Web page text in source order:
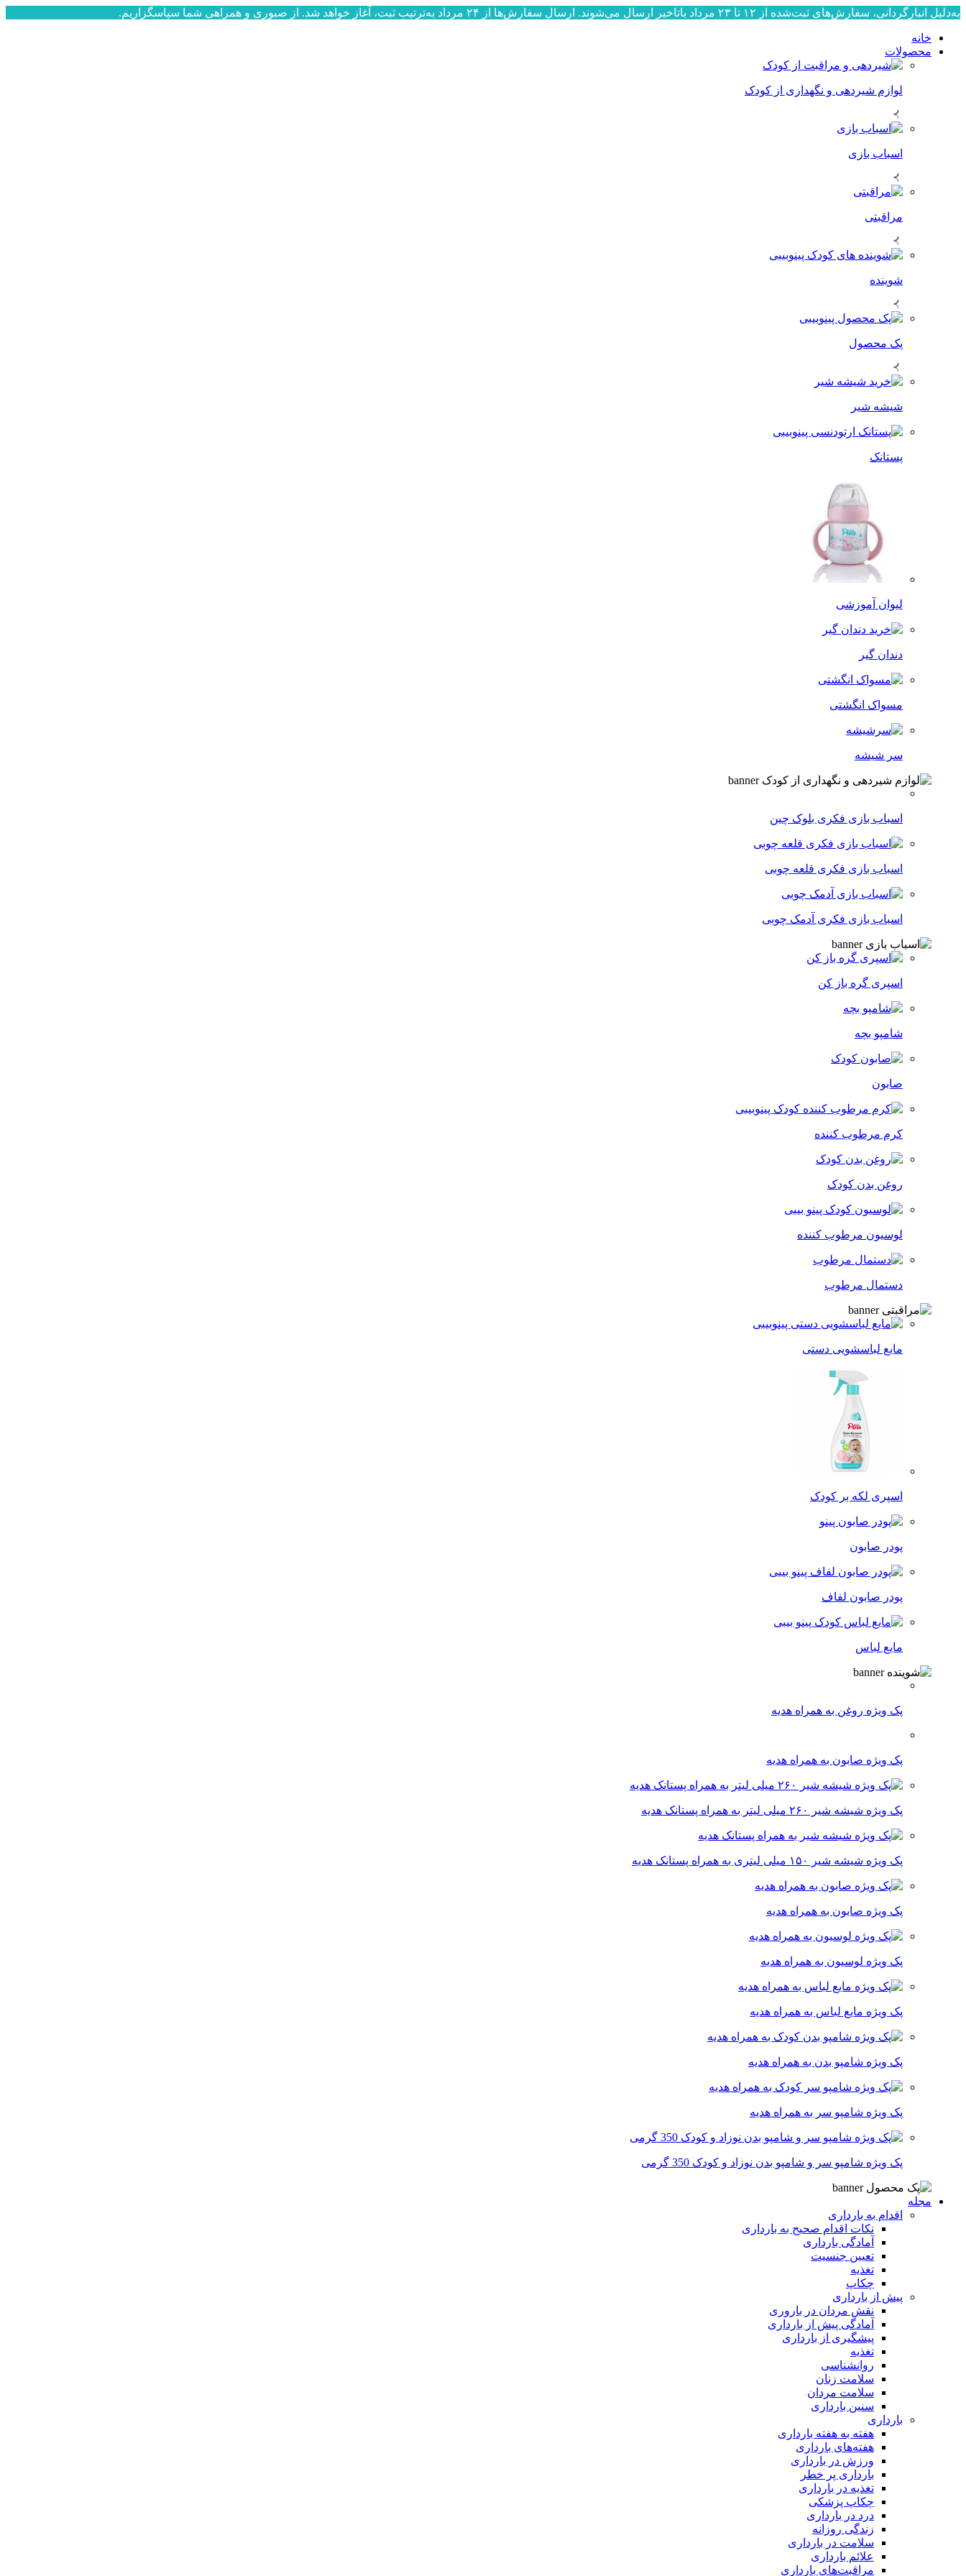
به‌دلیل انبارگردانی، سفارش‌های ثبت‌شده از ۱۲ تا ۲۳ مرداد باتاخیر ارسال می‌شوند. ارسال سفارش‌ها از ۲۴ مرداد به‌ترتیب ثبت، آغاز خواهد شد. از صبوری و همراهی شما سپاسگزاریم.
خانه
محصولات
لوازم شیردهی و نگهداری از کودک
اسباب بازی
مراقبتی
شوینده
پک محصول
شیشه شیر
پستانک
لیوان آموزشی
دندان گیر
مسواک انگشتی
سر شیشه
اسباب بازی فکری بلوک چین
اسباب بازی فکری قلعه چوبی
اسباب بازی فکری آدمک چوبی
اسپری گره باز کن
شامپو بچه
صابون
کرم مرطوب کننده
روغن بدن کودک
لوسیون مرطوب کننده
دستمال مرطوب
مایع لباسشویی دستی
اسپری لکه‌ بر کودک
پودر صابون
پودر صابون لفاف
مایع لباس
پک ویژه روغن به همراه هدیه
پک ویژه صابون به همراه هدیه
پک ویژه شیشه شیر ۲۶۰ میلی لیتر به همراه پستانک هدیه
پک ویژه شیشه شیر ۱۵۰ میلی لیتری به همراه پستانک هدیه
پک ویژه صابون به همراه هدیه
پک ویژه لوسیون به همراه هدیه
پک ویژه مایع لباس به همراه هدیه
پک ویژه شامپو بدن به همراه هدیه
پک ویژه شامپو سر به همراه هدیه
پک ویژه شامپو سر و شامپو بدن نوزاد و کودک 350 گرمی
مجله
اقدام به بارداری
نکات اقدام صحیح به بارداری
آمادگی بارداری
تعیین جنسیت
تغذیه
چکاپ
پیش از بارداری
نقش مردان در باروری
آمادگی پیش از بارداری
پیشگیری از بارداری
تغذیه
روانشناسی
سلامت زنان
سلامت مردان
سنین بارداری
بارداری
هفته‌ به هفته بارداری
هفته‌های بارداری
ورزش در بارداری
بارداری پر خطر
تغذیه در بارداری
چکاپ پزشکی
درد در بارداری
زندگی روزانه
سلامت در بارداری
علائم بارداری
مراقبت‌های بارداری